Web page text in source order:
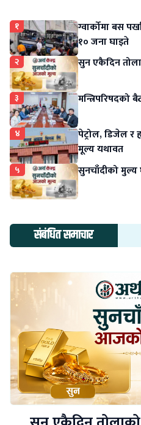
१
ग्वार्कोमा बस
१० जना घाइते
२ सुन एकैदिन
३ मन्त्रिपरिषदको
४
पेट्रोल, डिजेल र
मूल्य यथावत
५ सुनचाँदीको मुल्य
संबंधित समाचार